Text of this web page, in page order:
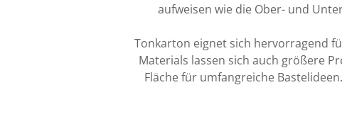
aufweisen wie die Ober- und
Tonkarton eignet sich hervorragend
Materials lassen sich auch größere
Fläche für umfangreiche